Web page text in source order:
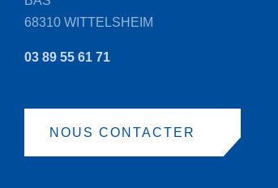
68310 WITTELSHEIM
03 89 55 61 71
NOUS CONTACTER